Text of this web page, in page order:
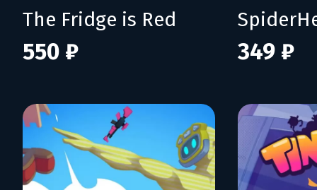
The Fridge is Red
550 ₽ 349 ₽